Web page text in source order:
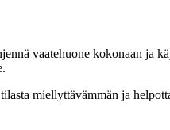
vaatehuone kokonaan ja
miellyttävämmän ja